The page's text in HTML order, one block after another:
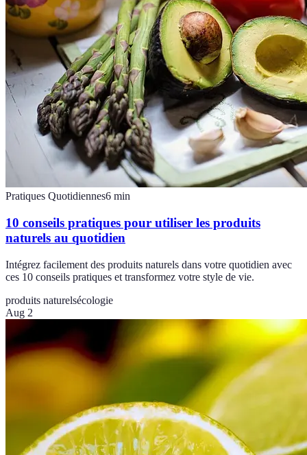
Pratiques Quotidiennes6 min
10 conseils pratiques pour utiliser les produits
naturels au quotidien
Intégrez facilement des produits naturels dans votre quotidien avec
ces 10 conseils pratiques et transformez votre style de vie.
produits naturelsécologie
Aug 2